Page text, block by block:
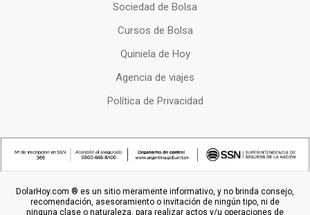
Sociedad de Bolsa
Cursos de Bolsa
Quiniela de Hoy
Agencia de viajes
Política de Privacidad
DolarHoy.com ® es un sitio meramente informativo, y no brinda consejo,
recomendación, asesoramiento o invitación de ningún tipo, ni de
ninguna clase o naturaleza, para realizar actos y/u operaciones de